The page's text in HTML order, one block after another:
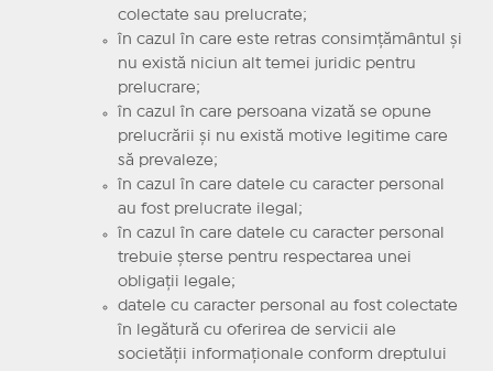
colectate sau prelucrate;
în cazul în care este retras consimţământul şi
nu există niciun alt temei juridic pentru
prelucrare;
în cazul în care persoana vizată se opune
prelucrării şi nu există motive legitime care
să prevaleze;
în cazul în care datele cu caracter personal
au fost prelucrate ilegal;
în cazul în care datele cu caracter personal
trebuie şterse pentru respectarea unei
obligaţii legale;
datele cu caracter personal au fost colectate
în legătură cu oferirea de servicii ale
societăţii informaţionale conform dreptului